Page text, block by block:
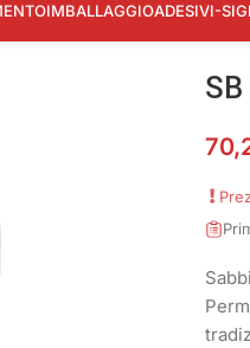
IMBALLAGGIOADESIVI-